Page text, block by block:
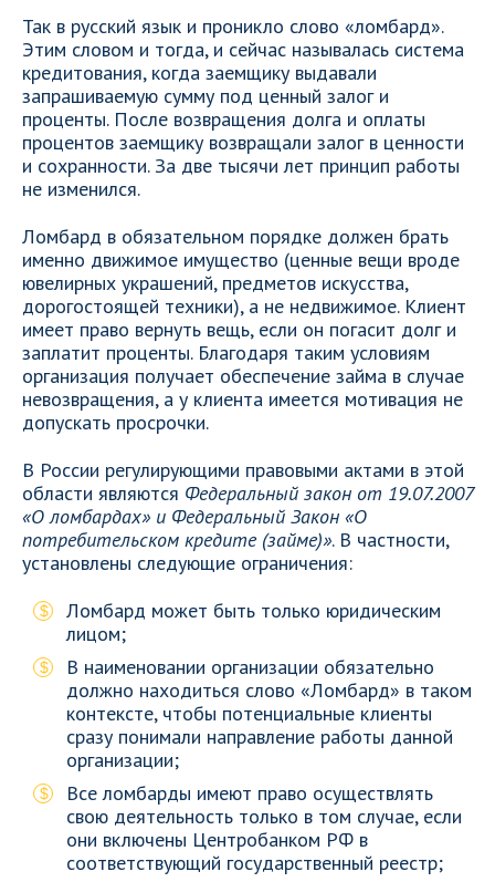
Так в русский язык и проникло слово «ломбард».
Этим словом и тогда, и сейчас называлась система
кредитования, когда заемщику выдавали
запрашиваемую сумму под ценный залог и
проценты. После возвращения долга и оплаты
процентов заемщику возвращали залог в ценности
и сохранности. За две тысячи лет принцип работы
не изменился.
Ломбард в обязательном порядке должен брать
именно движимое имущество (ценные вещи вроде
ювелирных украшений, предметов искусства,
дорогостоящей техники), а не недвижимое. Клиент
имеет право вернуть вещь, если он погасит долг и
заплатит проценты. Благодаря таким условиям
организация получает обеспечение займа в случае
невозвращения, а у клиента имеется мотивация не
допускать просрочки.
В России регулирующими правовыми актами в этой
области являются Федеральный закон от 19.07.2007
«О ломбардах» и Федеральный Закон «О
потребительском кредите (займе)». В частности,
установлены следующие ограничения:
Ломбард может быть только юридическим
лицом;
В наименовании организации обязательно
должно находиться слово «Ломбард» в таком
контексте, чтобы потенциальные клиенты
сразу понимали направление работы данной
организации;
Все ломбарды имеют право осуществлять
свою деятельность только в том случае, если
они включены Центробанком РФ в
соответствующий государственный реестр;